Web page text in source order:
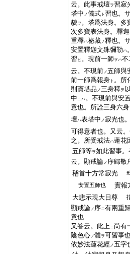
云。此事戒壇ヲ習寂
塔中 ノ儀式 ト 習也。
貌ヲ 。塔爲法身。多
次多寶表法身。釋
重釋ハ祕藏ノ釋也。
安置釋迦文殊彌勒ハ
習 ヒ 。現前一師ヲハ不
云。不現前ノ五師與
前一師爲報身 ト 。所
則寶塔品 ノ三身釋ヲ
中ニハ。不現前與安
意也。所詮三身六身
壇ハ表塔中 ノ寂光也
可得意者也。又云
之。所受戒法ハ蓮花
五師等ヲ如此習事
云。顯戒論ノ 序歸敬
𥡴首十方常寂光
安置五師也
實報
大悲示現大日尊
顯戒論ノ 序ニ有兩重
意也
又答云。此上ニ尚有
陰色心ノ體 ヲ可習事
依妙法蓮花經ノ五字